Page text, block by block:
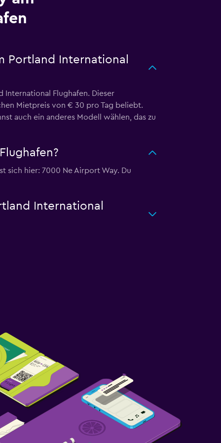
Portland International
Flughafen. Dieser
Mietpreis von € 30 pro Tag beliebt.
auch ein anderes Modell wählen, das zu
sich hier: 7000 Ne Airport Way. Du
International